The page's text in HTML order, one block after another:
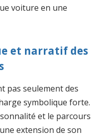
voiture en une
et narratif des
pas seulement des
symbolique forte.
et le parcours
extension de son